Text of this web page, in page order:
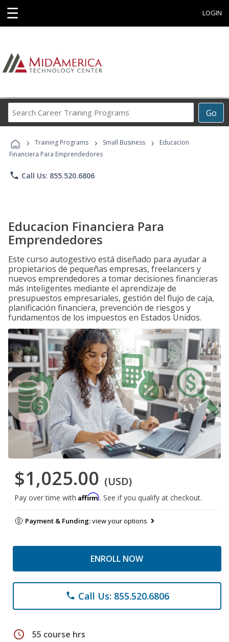
☰ LOGIN
Go
Career
Programs
› Training Programs › Small Business ›
Educacion
Financiera Para Emprendedores
phone Call Us: 855.520.6806
Educacion Financiera Para
Emprendedores
Este curso autogestivo está diseñado para ayudar a
propietarios de pequeñas empresas, freelancers y
nuevos emprendedores a tomar decisiones financieras
más inteligentes mediante el aprendizaje de
presupuestos empresariales, gestión del flujo de caja,
planificación financiera, prevención de riesgos y
fundamentos de los impuestos en Estados Unidos.
$1,025.00 (USD)
Pay over time with Affirm. See if you qualify at checkout.
Payment & Funding:view your options
ENROLL NOW
phone Call Us: 855.520.6806
schedule 55 course hrs